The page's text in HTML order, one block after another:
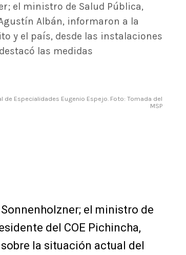
el ministro de Salud Pública,
Albán, informaron a la
y el país, desde las instalaciones
las medidas
Especialidades Eugenio Espejo. Foto: Tomada del
MSP
el ministro de
del COE Pichincha,
la situación actual del